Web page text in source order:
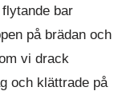
bar
på brädan och
vi drack
och klättrade på